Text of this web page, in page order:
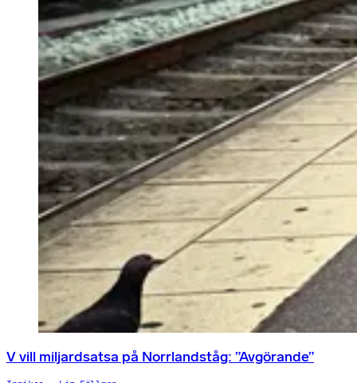
V vill miljardsatsa på Norrlandståg: ”Avgörande”